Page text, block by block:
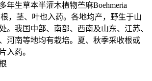
年生草本半灌木植物苎麻Boehmeria
根，茎、叶也入药。各地均产，野生于山
。我国中部、南部、西南及山东、江苏、
河南等地均有栽培。夏、秋季采收根或
入药。